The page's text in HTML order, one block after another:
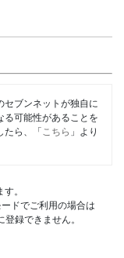
セブンネットが独自に
る可能性があることを
たら、「 こちら 」より
。
ドでご利用の場合は
録できません。